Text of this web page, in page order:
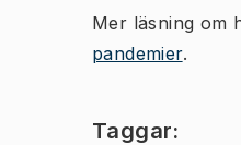
Mer läsning om
pandemier.
Taggar: